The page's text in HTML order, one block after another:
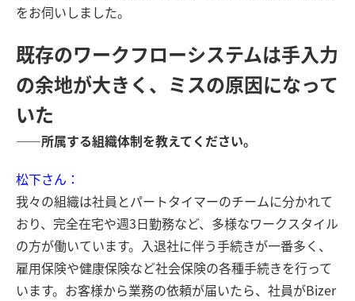
をお伺いしました。
既存のワークフローシステムは手入力
の余地が大きく、ミスの原因になって
いた
――所属する組織体制を教えてください。
松下さん：
我々の組織は社員とパートタイマーのチームに分かれて
おり、完全在宅や週3日勤務など、多様なワークスタイル
の方が働いています。入退社に伴う手続きが一番多く、
雇用保険や健康保険など社会保険の各種手続きを行って
います。お客様から業務の依頼が届いたら、社員がBizer